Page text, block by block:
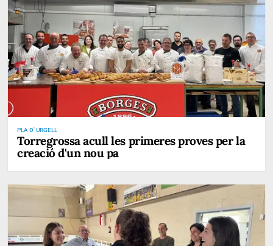
PLA D' URGELL
Torregrossa acull les primeres proves per la
creació d'un nou pa